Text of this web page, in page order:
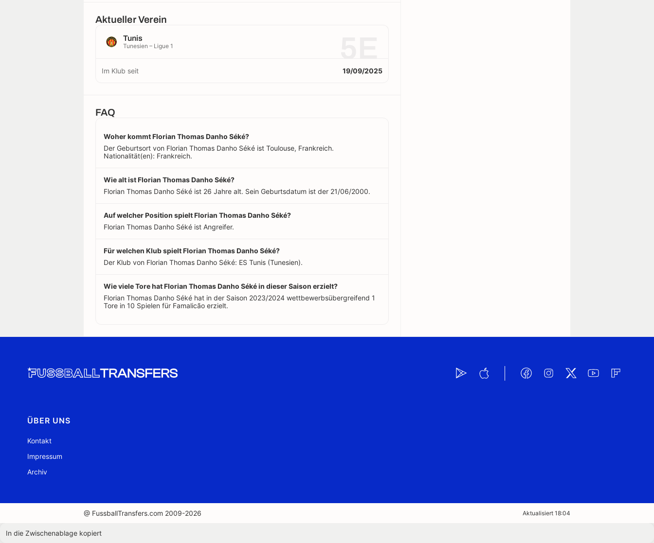
Aktueller Verein
Tunis
Tunesien – Ligue 1
Im Klub seit 19/09/2025
FAQ
Woher kommt Florian Thomas Danho Séké?
Der Geburtsort von Florian Thomas Danho Séké ist Toulouse, Frankreich.
Nationalität(en): Frankreich.
Wie alt ist Florian Thomas Danho Séké?
Florian Thomas Danho Séké ist 26 Jahre alt. Sein Geburtsdatum ist der 21/06/2000.
Auf welcher Position spielt Florian Thomas Danho Séké?
Florian Thomas Danho Séké ist Angreifer.
Für welchen Klub spielt Florian Thomas Danho Séké?
Der Klub von Florian Thomas Danho Séké: ES Tunis (Tunesien).
Wie viele Tore hat Florian Thomas Danho Séké in dieser Saison erzielt?
Florian Thomas Danho Séké hat in der Saison 2023/2024 wettbewerbsübergreifend 1
Tore in 10 Spielen für Famalicão erzielt.
ÜBER UNS
Kontakt
Impressum
Archiv
@ FussballTransfers.com 2009-2026 Aktualisiert 18:04
In die Zwischenablage kopiert